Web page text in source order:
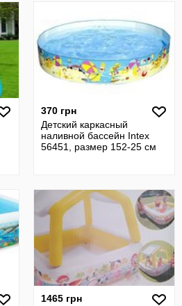
370 грн
Детский каркасный
наливной бассейн Intex
56451, размер 152-25 см
1465 грн